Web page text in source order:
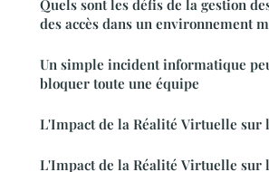
Quels sont les défis de la gestion
des accès dans un environnement
Un simple incident informatique
bloquer toute une équipe
L'Impact de la Réalité Virtuelle sur
L'Impact de la Réalité Virtuelle sur